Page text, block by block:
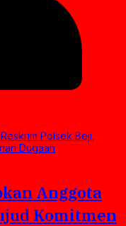
Anggota
Komitmen